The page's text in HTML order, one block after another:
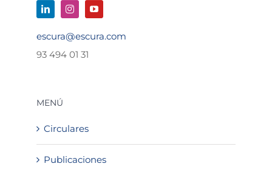
escura@escura.com
93 494 01 31
MENÚ
Circulares
Publicaciones